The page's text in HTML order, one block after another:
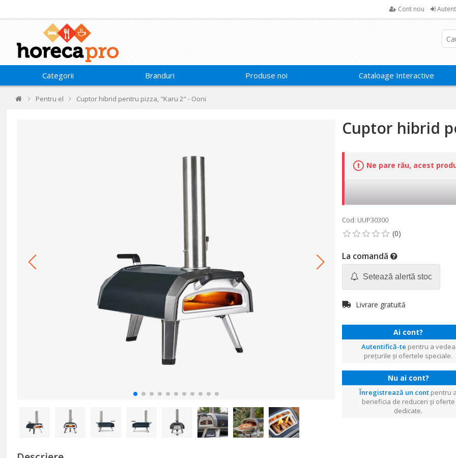
Cont nou
Categorii Branduri Produse noi Cataloage Interactive
Pentru el Cuptor hibrid pentru pizza, "Karu 2" - Ooni
Cuptor hibrid
Ne pare rău, acest
Cod: UUP30300
La comandă
Setează alertă stoc
Livrare gratuită
Ai cont?
Autentifică-te pentru a vedea
prețurile și ofertele speciale.
Nu ai cont?
Înregistrează un cont pentru
beneficia de reduceri și oferte
dedicate.